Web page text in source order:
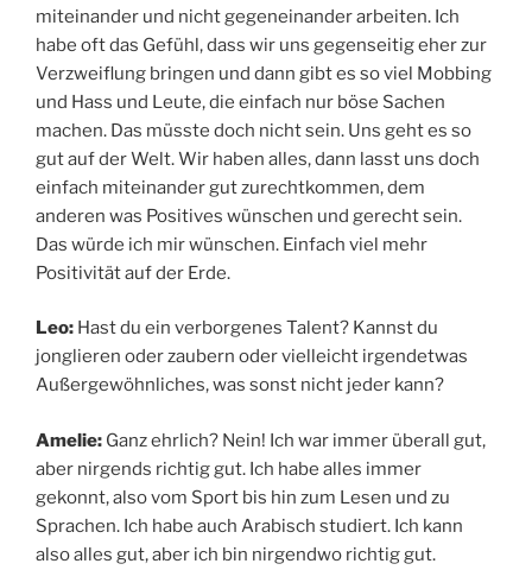
miteinander und nicht gegeneinander arbeiten. Ich
habe oft das Gefühl, dass wir uns gegenseitig eher zur
Verzweiflung bringen und dann gibt es so viel Mobbing
und Hass und Leute, die einfach nur böse Sachen
machen. Das müsste doch nicht sein. Uns geht es so
gut auf der Welt. Wir haben alles, dann lasst uns doch
einfach miteinander gut zurechtkommen, dem
anderen was Positives wünschen und gerecht sein.
Das würde ich mir wünschen. Einfach viel mehr
Positivität auf der Erde.
Leo: Hast du ein verborgenes Talent? Kannst du
jonglieren oder zaubern oder vielleicht irgendetwas
Außergewöhnliches, was sonst nicht jeder kann?
Amelie: Ganz ehrlich? Nein! Ich war immer überall gut,
aber nirgends richtig gut. Ich habe alles immer
gekonnt, also vom Sport bis hin zum Lesen und zu
Sprachen. Ich habe auch Arabisch studiert. Ich kann
also alles gut, aber ich bin nirgendwo richtig gut.